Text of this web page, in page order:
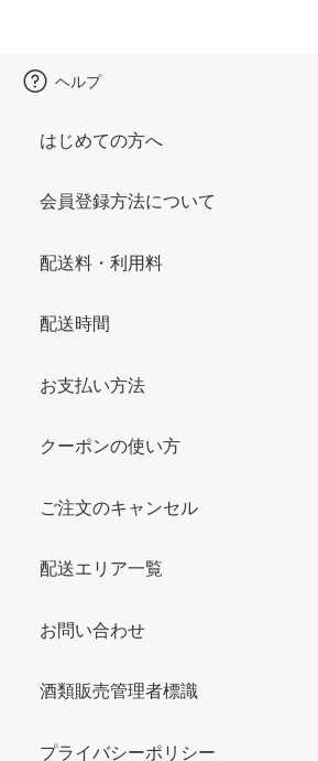
ヘルプ
はじめての方へ
会員登録方法について
配送料・利用料
配送時間
お支払い方法
クーポンの使い方
ご注文のキャンセル
配送エリア一覧
お問い合わせ
酒類販売管理者標識
プライバシーポリシー